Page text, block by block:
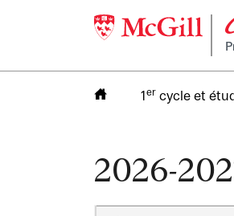
1ercycle et
2026-